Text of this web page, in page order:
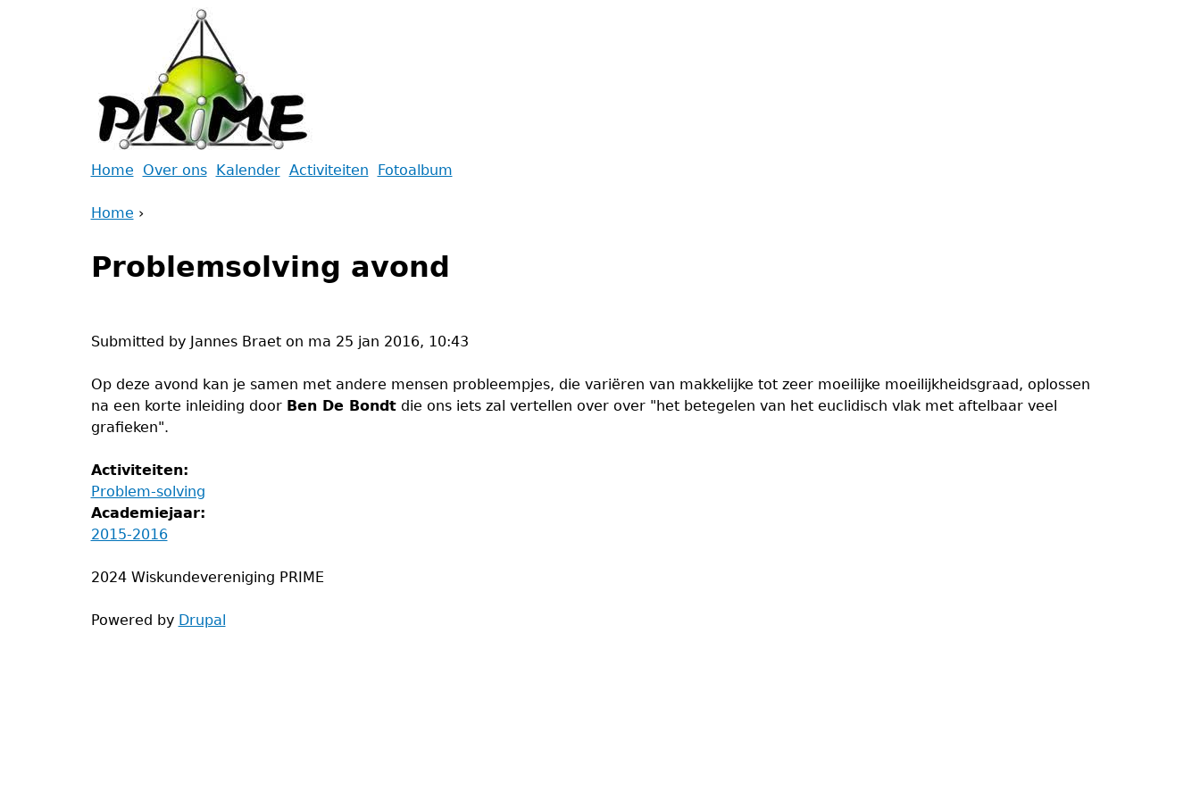
are
Home ›
to
top
Problemsolving avond
Submitted by Jannes Braeton ma 25 jan 2016, 10:43
Op deze avond kan je samen met andere mensen probleempjes, die variëren van makkelijke tot zeer moeilijke moeilijkheidsgraad, oplossen
na een korte inleiding door Ben De Bondtdie ons iets zal vertellen over over "het betegelen van het euclidisch vlak met aftelbaar veel
grafieken".
Activiteiten:
Problem-solving
Academiejaar:
2015-2016
Back
top
Home Over ons Kalender Activiteiten Fotoalbum
2024 Wiskundevereniging PRIME
Powered by Drupal